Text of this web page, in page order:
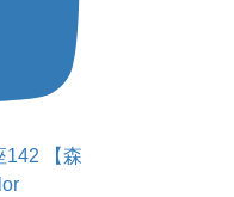
142 【森